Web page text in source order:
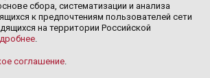
сбора, систематизации и анализа
к предпочтениям пользователей сети
на территории Российской
.
соглашение.